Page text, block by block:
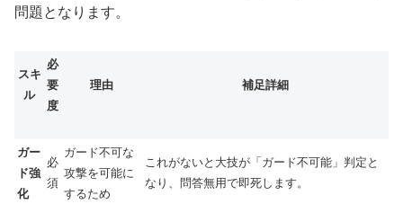
問題となります。
スキ
ル
必
要
度
理由 補足詳細
ガー
ド強
化
必
須
ガード不可な
攻撃を可能に
するため
これがないと大技が「ガード不可能」判定と
なり、問答無用で即死します。